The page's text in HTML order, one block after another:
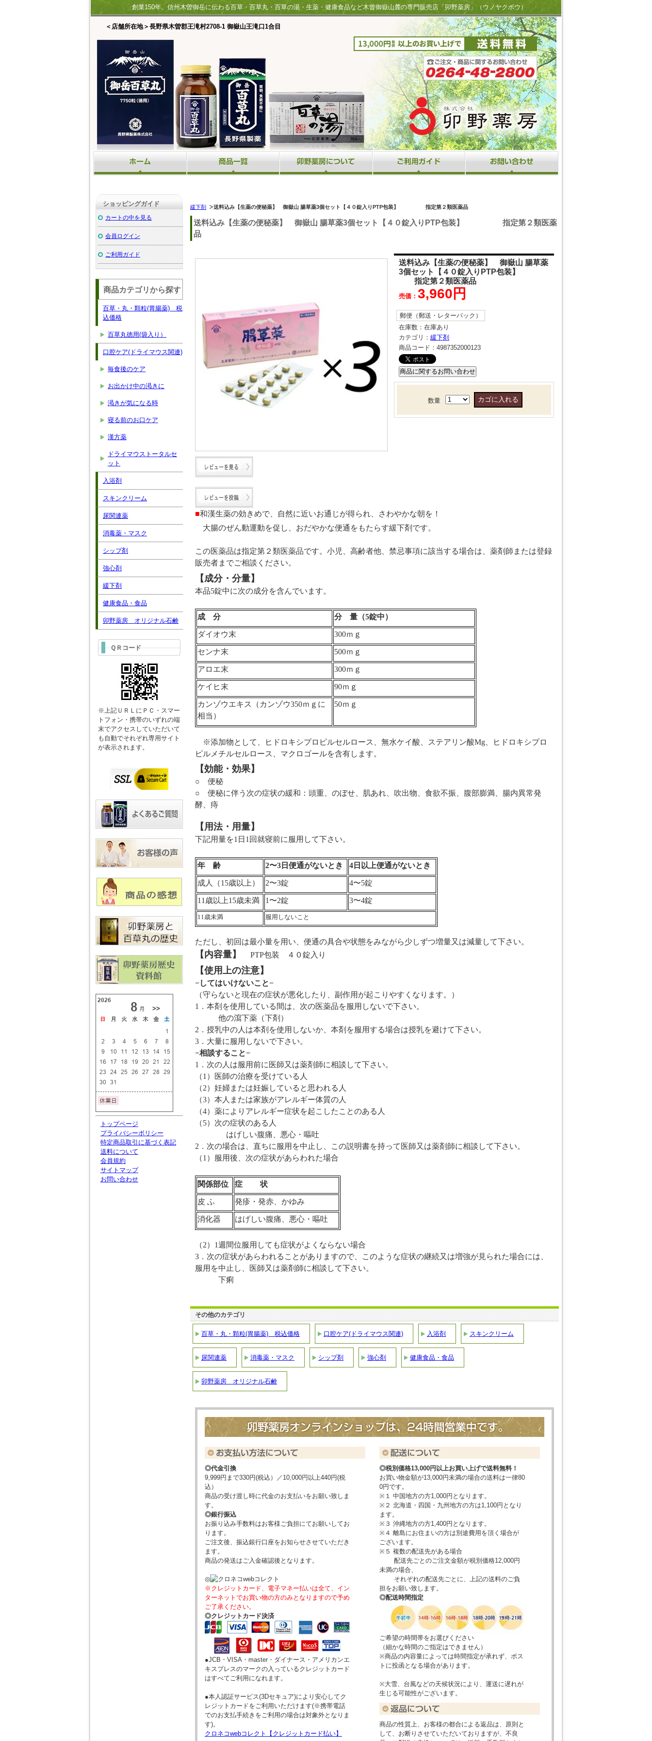
創業150年。信州木曽御岳に伝わる百草・百草丸・百草の湯・生薬・健康食品など木曾御嶽山麓の専門販売店「卯野薬房」（ウノヤクボウ）
＜店舗所在地＞長野県木曽郡王滝村2708‐1 御嶽山王滝口1合目
緩下剤 送料込み【生薬の便秘薬】 御嶽山 腸草薬3個セット【４０錠入りPTP包装】 指定第２類医薬品
送料込み【生薬の便秘薬】 御嶽山 腸草薬3個セット【４０錠入りPTP包装】 指定第２類医薬
品
送料込み【生薬の便秘薬】 御嶽山 腸草薬
3個セット【４０錠入りPTP包装】
指定第２類医薬品
売価： 3,960円
郵便（郵送・レターパック）
在庫数： 在庫あり
カテゴリ： 緩下剤
商品コード： 4987352000123
数量
■和漢生薬の効きめで、自然に近いお通じが得られ、さわやかな朝を！
大腸のぜん動運動を促し、おだやかな便通をもたらす緩下剤です。
この医薬品は指定第２類医薬品です。小児、高齢者他、禁忌事項に該当する場合は、薬剤師または登録
販売者までご相談ください。
【成分・分量】
本品5錠中に次の成分を含んでいます。
成 分 分 量（5錠中）
ダイオウ末 300ｍｇ
センナ末 500ｍｇ
アロエ末 300ｍｇ
ケイヒ末 90ｍｇ
カンゾウエキス（カンゾウ350ｍｇに
相当）
50ｍｇ
※添加物として、ヒドロキシプロピルセルロース、無水ケイ酸、ステアリン酸Mg 、ヒドロキシプロ
ピルメチルセルロース、マクロゴールを含有します。
【効能・効果】
○ 便秘
○ 便秘に伴う次の症状の緩和：頭重、のぼせ、肌あれ、吹出物、食欲不振、腹部膨満、腸内異常発
酵、痔
【用法・用量】
下記用量を1 日 1 回就寝前に服用して下さい。
年 齢 2〜3 日便通がないとき 4 日以上便通がないとき
成人（15歳以上） 2〜3錠 4〜5錠
11 歳以上15歳未満 1 〜2錠 3〜4錠
11 歳未満 服用しないこと
ただし、初回は最小量を用い、便通の具合や状態をみながら少しずつ増量又は減量して下さい。
【内容量】 PTP包装 ４０錠入り
【使用上の注意】
−してはいけないこと−
（守らないと現在の症状が悪化したり、副作用が起こりやすくなります。）
1 ．本剤を使用している間は、次の医薬品を服用しないで下さい。
他の瀉下薬（下剤）
2 ．授乳中の人は本剤を使用しないか、本剤を服用する場合は授乳を避けて下さい。
3 ．大量に服用しないで下さい。
−相談すること−
1 ．次の人は服用前に医師又は薬剤師に相談して下さい。
（1 ）医師の治療を受けている人
（2）妊婦または妊娠していると思われる人
（3）本人または家族がアレルギー体質の人
（4）薬によりアレルギー症状を起こしたことのある人
（5）次の症状のある人
はげしい腹痛、悪心・嘔吐
2 ．次の場合は、直ちに服用を中止し、この説明書を持って医師又は薬剤師に相談して下さい。
（1 ）服用後、次の症状があらわれた場合
関係部位 症 状
皮 ふ 発疹・発赤、かゆみ
消化器 はげしい腹痛、悪心・嘔吐
（2） 1週間位服用しても症状がよくならない場合
3 ．次の症状があらわれることがありますので、このような症状の継続又は増強が見られた場合には、
服用を中止し、医師又は薬剤師に相談して下さい。
下痢
その他のカテゴリ
百草・丸・顆粒(胃腸薬) 税込価格 口腔ケア(ドライマウス関連) 入浴剤 スキンクリーム
尿関連薬 消毒薬・マスク シップ剤 強心剤 健康食品・食品
卯野薬房 オリジナル石鹸
◎代金引換
9,999円まで330円(税込）／10,000円以上440円(税
込）
商品の受け渡し時に代金のお支払いをお願い致しま
す。
◎銀行振込
お振り込み手数料はお客様ご負担にてお願いしてお
ります。
ご注文後、振込銀行口座をお知らせさせていただき
ます。
商品の発送はご入金確認後となります。
◎
※クレジットカード、電子マネー払いは全て、イン
ターネットでお買い物の方のみとなりますので予め
ご了承ください。
◎クレジットカード決済
●JCB・VISA・master・ダイナース・アメリカンエ
キスプレスのマークの入っているクレジットカード
はすべてご利用になれます。
●本人認証サービス(3Dセキュア)により安心してク
レジットカードをご利用いただけます(※携帯電話
でのお支払手続きをご利用の場合は対象外となりま
す)。
クロネコwebコレクト【クレジットカード払い】
◎税別価格13,000円以上お買い上げで送料無料！
お買い物金額が13,000円未満の場合の送料は一律80
0円です。
※１ 中国地方の方1,000円となります。
※２ 北海道・四国・九州地方の方は1,100円となり
ます。
※３ 沖縄地方の方1,400円となります。
※４ 離島にお住まいの方は別途費用を頂く場合が
ございます。
※５ 複数の配送先がある場合
配送先ごとのご注文金額が税別価格12,000円
未満の場合、
それぞれの配送先ごとに、上記の送料のご負
担をお願い致します。
◎配送時間指定
ご希望の時間帯をお選びください
（細かな時間のご指定はできません）
※商品の内容量によっては時間指定が承れず、ポス
トに投函となる場合があります。
※大雪、台風などの天候状況により、運送に遅れが
生じる可能性がございます。
商品の性質上、お客様の都合による返品は、原則と
して、お断りさせていただいておりますが、不良
ショッピングガイド
カートの中を見る
会員ログイン
ご利用ガイド
商品カテゴリから探す
百草・丸・顆粒(胃腸薬) 税
込価格
百草丸徳用(袋入り）
口腔ケア(ドライマウス関連)
毎食後のケア
お出かけ中の渇きに
渇きが気になる時
寝る前のお口ケア
漢方薬
ドライマウストータルセ
ット
入浴剤
スキンクリーム
尿関連薬
消毒薬・マスク
シップ剤
強心剤
緩下剤
健康食品・食品
卯野薬房 オリジナル石鹸
ＱＲコード
※上記ＵＲＬにＰＣ・スマー
トフォン・携帯のいずれの端
末でアクセスしていただいて
も自動でそれぞれ専用サイト
が表示されます。
トップページ
プライバシーポリシー
特定商品取引に基づく表記
送料について
会員規約
サイトマップ
お問い合わせ